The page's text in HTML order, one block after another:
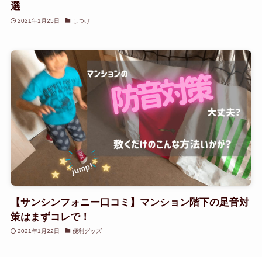
選
2021年1月25日 しつけ
【サンシンフォニー口コミ】マンション階下の足音対
策はまずコレで！
2021年1月22日 便利グッズ